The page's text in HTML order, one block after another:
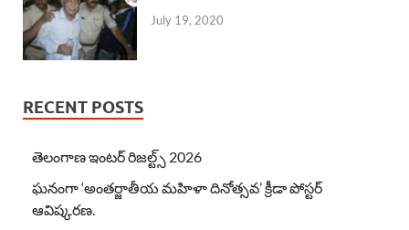
July 19, 2020
RECENT POSTS
తెలంగాణ ఇంటర్ రిజల్ట్స్ 2026
ఘనంగా ‘అంతర్జాతీయ మహిళా దినోత్సవ’ క్రీడా పోస్టర్
ఆవిష్కరణ.